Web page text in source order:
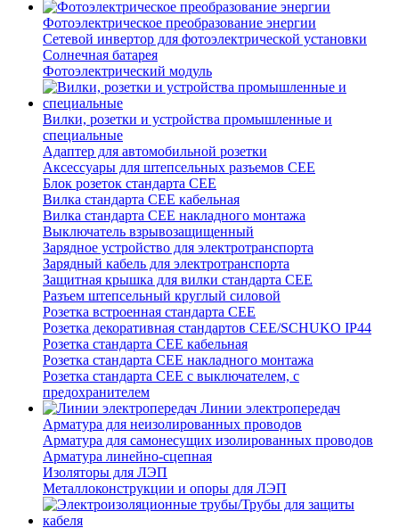
Фотоэлектрическое преобразование энергии
Сетевой инвертор для фотоэлектрической установки
Солнечная батарея
Фотоэлектрический модуль
Вилки, розетки и устройства промышленные и
специальные
Адаптер для автомобильной розетки
Аксессуары для штепсельных разъемов CEE
Блок розеток стандарта CEE
Вилка стандарта CEE кабельная
Вилка стандарта CEE накладного монтажа
Выключатель взрывозащищенный
Зарядное устройство для электротранспорта
Зарядный кабель для электротранспорта
Защитная крышка для вилки стандарта CEE
Разъем штепсельный круглый силовой
Розетка встроенная стандарта CEE
Розетка декоративная стандартов CEE/SCHUKO IP44
Розетка стандарта СЕЕ кабельная
Розетка стандарта СЕЕ накладного монтажа
Розетка стандарта СЕЕ с выключателем, с
предохранителем
Линии электропередач
Арматура для неизолированных проводов
Арматура для самонесущих изолированных проводов
Арматура линейно-сцепная
Изоляторы для ЛЭП
Металлоконструкции и опоры для ЛЭП